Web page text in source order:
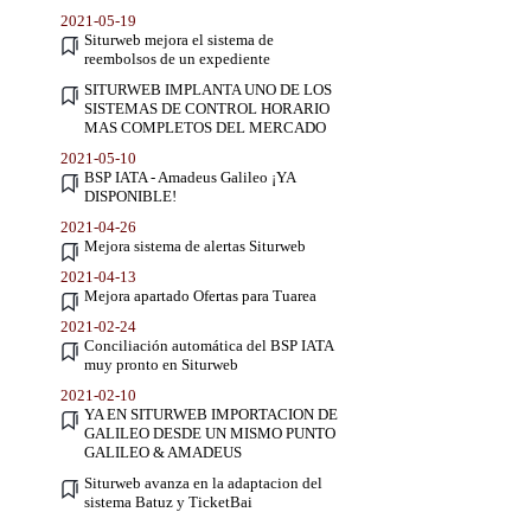
2021-05-19
Siturweb mejora el sistema de
reembolsos de un expediente
SITURWEB IMPLANTA UNO DE LOS
SISTEMAS DE CONTROL HORARIO
MAS COMPLETOS DEL MERCADO
2021-05-10
BSP IATA - Amadeus Galileo ¡YA
DISPONIBLE!
2021-04-26
Mejora sistema de alertas Siturweb
2021-04-13
Mejora apartado Ofertas para Tuarea
2021-02-24
Conciliación automática del BSP IATA
muy pronto en Siturweb
2021-02-10
YA EN SITURWEB IMPORTACION DE
GALILEO DESDE UN MISMO PUNTO
GALILEO & AMADEUS
Siturweb avanza en la adaptacion del
sistema Batuz y TicketBai